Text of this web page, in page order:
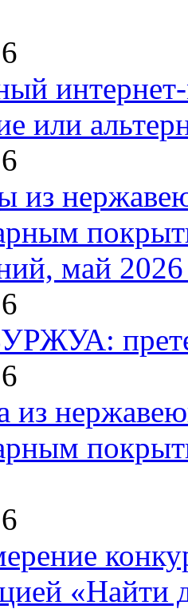
или
из
май 2026
из
«Найти